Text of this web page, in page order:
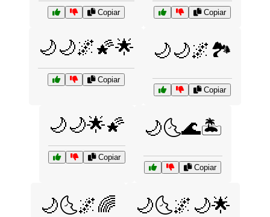
Copiar Copiar
🌙🌙🌌🌠🌟
Copiar
🌙🌙🌌🏞️
Copiar
🌙🌙🌟🌠
Copiar
🌙🌜🌊🏝️
Copiar
🌙🌜🌌🌈 🌙🌜🌌🌙🌟